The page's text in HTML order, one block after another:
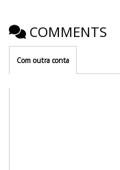
COMMENTS
Com outra conta